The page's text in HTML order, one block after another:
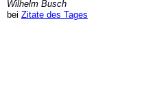
Wilhelm Busch
bei Zitate des Tages